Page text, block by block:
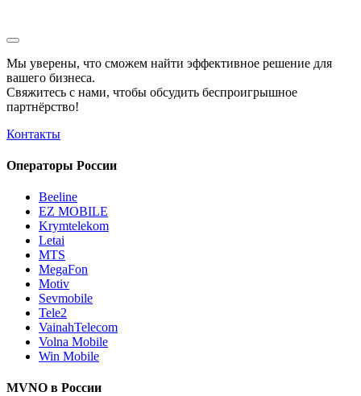
Мы уверены, что сможем найти эффективное решение для
вашего бизнеса.
Свяжитесь с нами, чтобы обсудить беспроигрышное
партнёрство!
Контакты
Операторы России
Beeline
EZ MOBILE
Krymtelekom
Letai
MTS
MegaFon
Motiv
Sevmobile
Tele2
VainahTelecom
Volna Mobile
Win Mobile
MVNO в России